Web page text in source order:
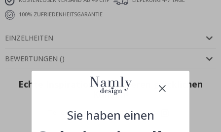
100% ZUFRIEDENHEITSGARANTIE
EINZELHEITEN
BEWERTUNGEN ()
Echte Inspiration von unseren glücklichen
Kunden!
Teile dein Bild mit #namly_design
Sie haben einen